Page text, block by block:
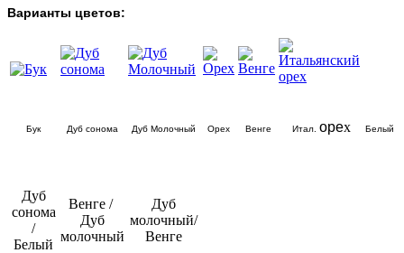
Варианты цветов:
Бук Дуб сонома Дуб Молочный Орех Венге Итал. орех Белый
Дуб
сонома
/
Белый
Венге /
Дуб
молочный
Дуб
молочный/
Венге